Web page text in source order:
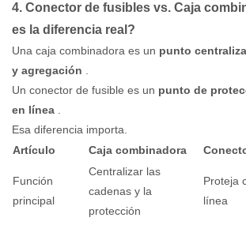
4. Conector de fusibles vs. Caja
es la diferencia real?
Una caja combinadora es un punto
y agregación .
Un conector de fusible es un punto de
en línea .
Esa diferencia importa.
Artículo
Caja combinadora
Función
principal
Centralizar las
cadenas y la
protección
Proteja
línea